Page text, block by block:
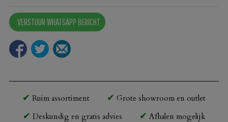
aantal
VERSTUUR WHATSAPP BERICHT
Ruim assortiment
Grote showroom en outlet
Deskundig en gratis advies
Afhalen mogelijk